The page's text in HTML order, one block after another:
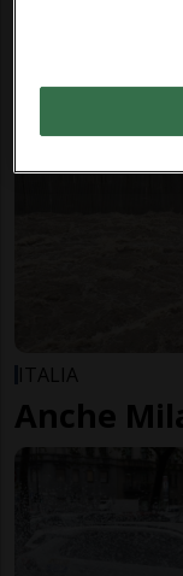
ITALIA
Anche